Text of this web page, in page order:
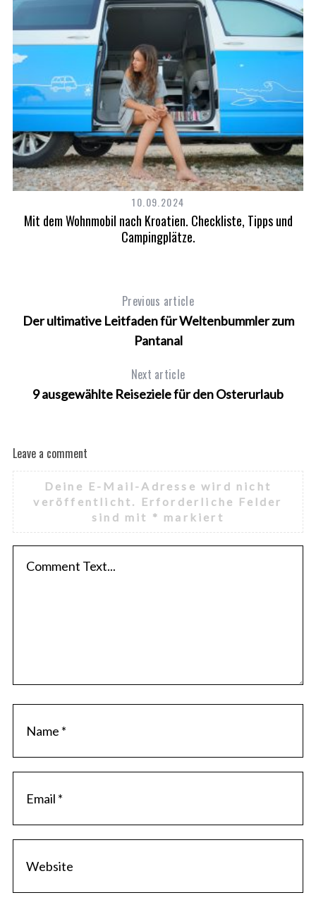
10.09.2024
Mit dem Wohnmobil nach Kroatien. Checkliste, Tipps und
Campingplätze.
Previous article
Der ultimative Leitfaden für Weltenbummler zum
Pantanal
Next article
9 ausgewählte Reiseziele für den Osterurlaub
Leave a comment
Deine E-Mail-Adresse wird nicht
veröffentlicht.
Erforderliche Felder
sind mit * markiert